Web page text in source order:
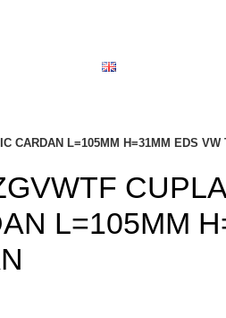
CARDAN L=105MM H=31MM EDS VW
L=105MM